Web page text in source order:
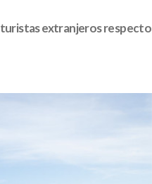
turistas extranjeros respecto